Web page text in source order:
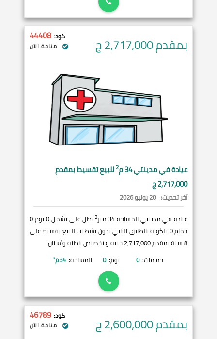
بمقدم 2,717,000 ج كود: 44408
متاحة الآن
عيادة فيمدينتي34 م 2للبيع تقسيط بمقدم
2,717,000 ج
آخر تحديث: 20 يوليو 2026
عيادة في مدينتي المساحة 34 متر
2
تطل على تشمل 0 نوم 0
حمام 0 بلكونة بالطابق الثاني بدون تشطيب للبيع تقسيط على
8 سنة بمقدم 2,717,000 جنيه و تخصيص باطنه وأسنان
حمامات: 0 نوم: 0 المساحة: 34م²
بمقدم 2,600,000 ج كود: 46789
متاحة الآن